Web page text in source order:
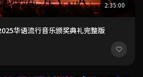
2:35:00
华语流行音乐颁奖典礼完整版